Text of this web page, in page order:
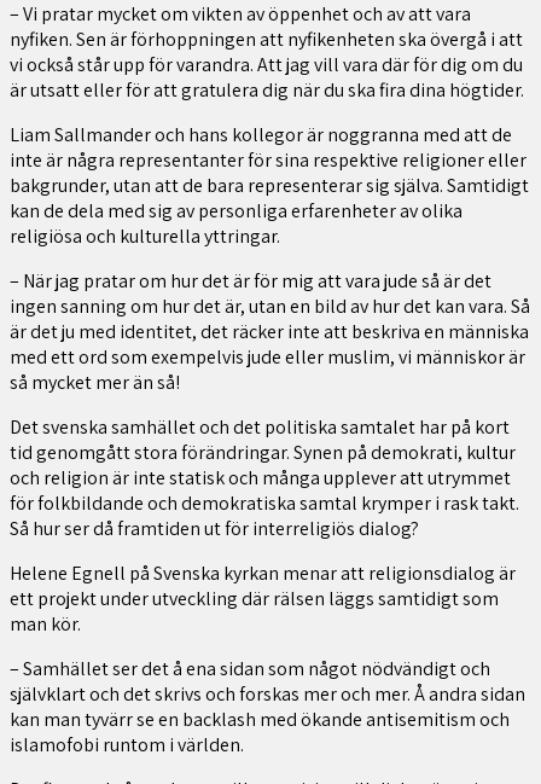
– Vi pratar mycket om vikten av öppenhet och av att vara
nyfiken. Sen är förhoppningen att nyfikenheten ska övergå i att
vi också står upp för varandra. Att jag vill vara där för dig om du
är utsatt eller för att gratulera dig när du ska fira dina högtider.
Liam Sallmander och hans kollegor är noggranna med att de
inte är några representanter för sina respektive religioner eller
bakgrunder, utan att de bara representerar sig själva. Samtidigt
kan de dela med sig av personliga erfarenheter av olika
religiösa och kulturella yttringar.
– När jag pratar om hur det är för mig att vara jude så är det
ingen sanning om hur det är, utan en bild av hur det kan vara. Så
är det ju med identitet, det räcker inte att beskriva en människa
med ett ord som exempelvis jude eller muslim, vi människor är
så mycket mer än så!
Det svenska samhället och det politiska samtalet har på kort
tid genomgått stora förändringar. Synen på demokrati, kultur
och religion är inte statisk och många upplever att utrymmet
för folkbildande och demokratiska samtal krymper i rask takt.
Så hur ser då framtiden ut för interreligiös dialog?
Helene Egnell på Svenska kyrkan menar att religionsdialog är
ett projekt under utveckling där rälsen läggs samtidigt som
man kör.
– Samhället ser det å ena sidan som något nödvändigt och
självklart och det skrivs och forskas mer och mer. Å andra sidan
kan man tyvärr se en backlash med ökande antisemitism och
islamofobi runtom i världen.